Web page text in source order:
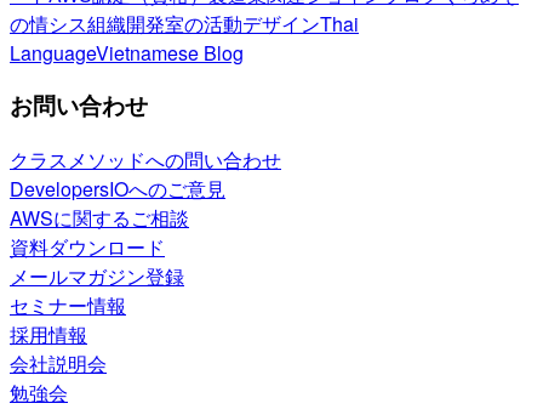
の情シス組織開発室の活動デザインThai
LanguageVietnamese Blog
お問い合わせ
クラスメソッドへの問い合わせ
DevelopersIOへのご意見
AWSに関するご相談
資料ダウンロード
メールマガジン登録
セミナー情報
採用情報
会社説明会
勉強会